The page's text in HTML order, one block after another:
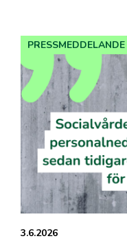
3.6.2026
PRESSMEDDELANDE